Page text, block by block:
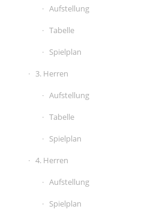
Aufstellung
Tabelle
Spielplan
3. Herren
Aufstellung
Tabelle
Spielplan
4. Herren
Aufstellung
Spielplan